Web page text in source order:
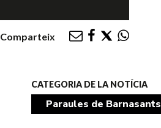
Comparteix
CATEGORIA DE LA NOTÍCIA
Paraules de Barnasants